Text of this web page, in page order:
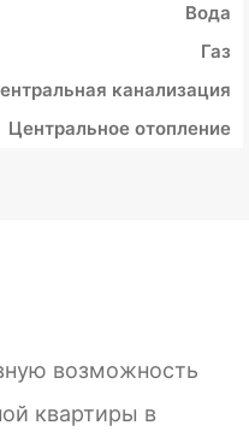
Вода
Газ
канализация
Центральное отопление
возможность
квартиры в